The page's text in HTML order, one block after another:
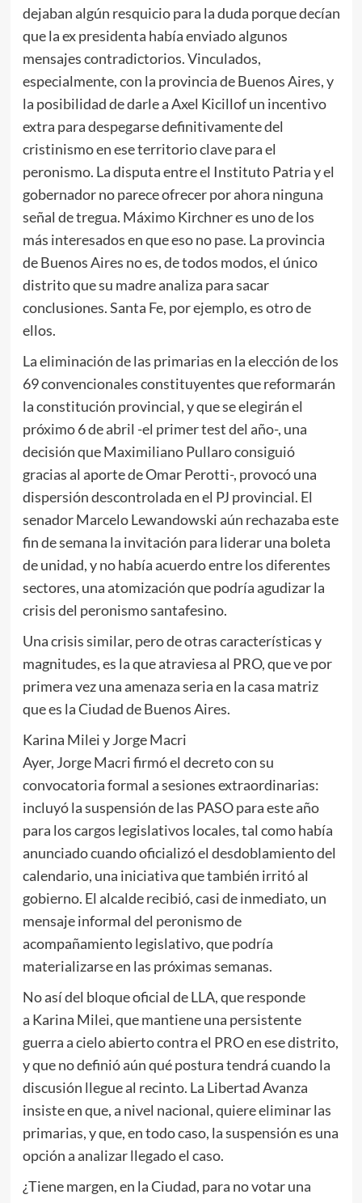
dejaban algún resquicio para la duda porque decían
que la ex presidenta había enviado algunos
mensajes contradictorios. Vinculados,
especialmente, con la provincia de Buenos Aires, y
la posibilidad de darle a Axel Kicillof un incentivo
extra para despegarse definitivamente del
cristinismo en ese territorio clave para el
peronismo. La disputa entre el Instituto Patria y el
gobernador no parece ofrecer por ahora ninguna
señal de tregua. Máximo Kirchner es uno de los
más interesados en que eso no pase. La provincia
de Buenos Aires no es, de todos modos, el único
distrito que su madre analiza para sacar
conclusiones. Santa Fe, por ejemplo, es otro de
ellos.
La eliminación de las primarias en la elección de los
69 convencionales constituyentes que reformarán
la constitución provincial, y que se elegirán el
próximo 6 de abril -el primer test del año-, una
decisión que Maximiliano Pullaro consiguió
gracias al aporte de Omar Perotti-, provocó una
dispersión descontrolada en el PJ provincial. El
senador Marcelo Lewandowski aún rechazaba este
fin de semana la invitación para liderar una boleta
de unidad, y no había acuerdo entre los diferentes
sectores, una atomización que podría agudizar la
crisis del peronismo santafesino.
Una crisis similar, pero de otras características y
magnitudes, es la que atraviesa al PRO, que ve por
primera vez una amenaza seria en la casa matriz
que es la Ciudad de Buenos Aires.
Karina Milei y Jorge Macri
Ayer, Jorge Macri firmó el decreto con su
convocatoria formal a sesiones extraordinarias:
incluyó la suspensión de las PASO para este año
para los cargos legislativos locales, tal como había
anunciado cuando oficializó el desdoblamiento del
calendario, una iniciativa que también irritó al
gobierno. El alcalde recibió, casi de inmediato, un
mensaje informal del peronismo de
acompañamiento legislativo, que podría
materializarse en las próximas semanas.
No así del bloque oficial de LLA, que responde
a Karina Milei, que mantiene una persistente
guerra a cielo abierto contra el PRO en ese distrito,
y que no definió aún qué postura tendrá cuando la
discusión llegue al recinto. La Libertad Avanza
insiste en que, a nivel nacional, quiere eliminar las
primarias, y que, en todo caso, la suspensión es una
opción a analizar llegado el caso.
¿Tiene margen, en la Ciudad, para no votar una